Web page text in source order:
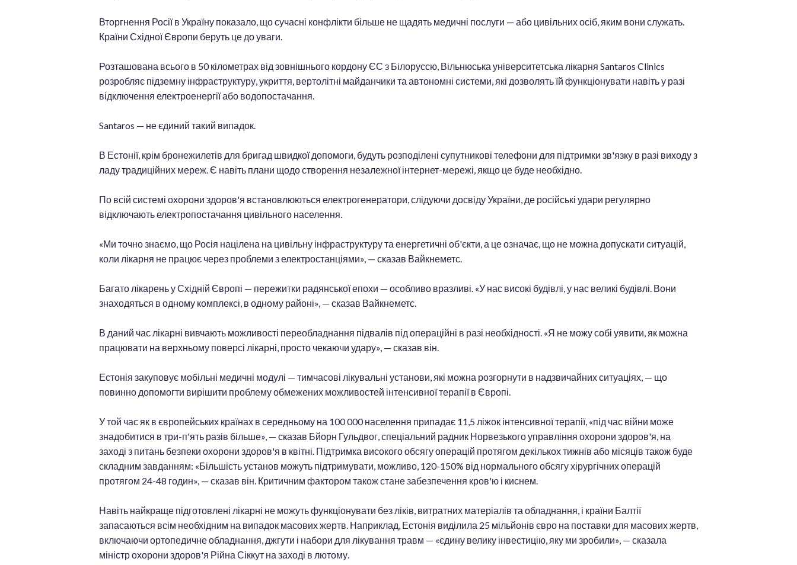
Вторгнення Росії в Україну показало, що сучасні конфлікти більше не щадять медичні послуги — або цивільних осіб, яким вони служать.
Країни Східної Європи беруть це до уваги.
Розташована всього в 50 кілометрах від зовнішнього кордону ЄС з Білоруссю, Вільнюська університетська лікарня Santaros Clinics
розробляє підземну інфраструктуру, укриття, вертолітні майданчики та автономні системи, які дозволять їй функціонувати навіть у разі
відключення електроенергії або водопостачання.
Santaros — не єдиний такий випадок.
В Естонії, крім бронежилетів для бригад швидкої допомоги, будуть розподілені супутникові телефони для підтримки зв'язку в разі виходу з
ладу традиційних мереж. Є навіть плани щодо створення незалежної інтернет-мережі, якщо це буде необхідно.
По всій системі охорони здоров'я встановлюються електрогенератори, слідуючи досвіду України, де російські удари регулярно
відключають електропостачання цивільного населення.
«Ми точно знаємо, що Росія націлена на цивільну інфраструктуру та енергетичні об'єкти, а це означає, що не можна допускати ситуацій,
коли лікарня не працює через проблеми з електростанціями», — сказав Вайкнеметс.
Багато лікарень у Східній Європі — пережитки радянської епохи — особливо вразливі. «У нас високі будівлі, у нас великі будівлі. Вони
знаходяться в одному комплексі, в одному районі», — сказав Вайкнеметс.
В даний час лікарні вивчають можливості переобладнання підвалів під операційні в разі необхідності. «Я не можу собі уявити, як можна
працювати на верхньому поверсі лікарні, просто чекаючи удару», — сказав він.
Естонія закуповує мобільні медичні модулі — тимчасові лікувальні установи, які можна розгорнути в надзвичайних ситуаціях, — що
повинно допомогти вирішити проблему обмежених можливостей інтенсивної терапії в Європі.
У той час як в європейських країнах в середньому на 100 000 населення припадає 11,5 ліжок інтенсивної терапії, «під час війни може
знадобитися в три-п'ять разів більше», — сказав Бйорн Гульдвог, спеціальний радник Норвезького управління охорони здоров'я, на
заході з питань безпеки охорони здоров'я в квітні. Підтримка високого обсягу операцій протягом декількох тижнів або місяців також буде
складним завданням: «Більшість установ можуть підтримувати, можливо, 120-150% від нормального обсягу хірургічних операцій
протягом 24-48 годин», — сказав він. Критичним фактором також стане забезпечення кров'ю і киснем.
Навіть найкраще підготовлені лікарні не можуть функціонувати без ліків, витратних матеріалів та обладнання, і країни Балтії
запасаються всім необхідним на випадок масових жертв. Наприклад, Естонія виділила 25 мільйонів євро на поставки для масових жертв,
включаючи ортопедичне обладнання, джгути і набори для лікування травм — «єдину велику інвестицію, яку ми зробили», — сказала
міністр охорони здоров'я Рійна Сіккут на заході в лютому.